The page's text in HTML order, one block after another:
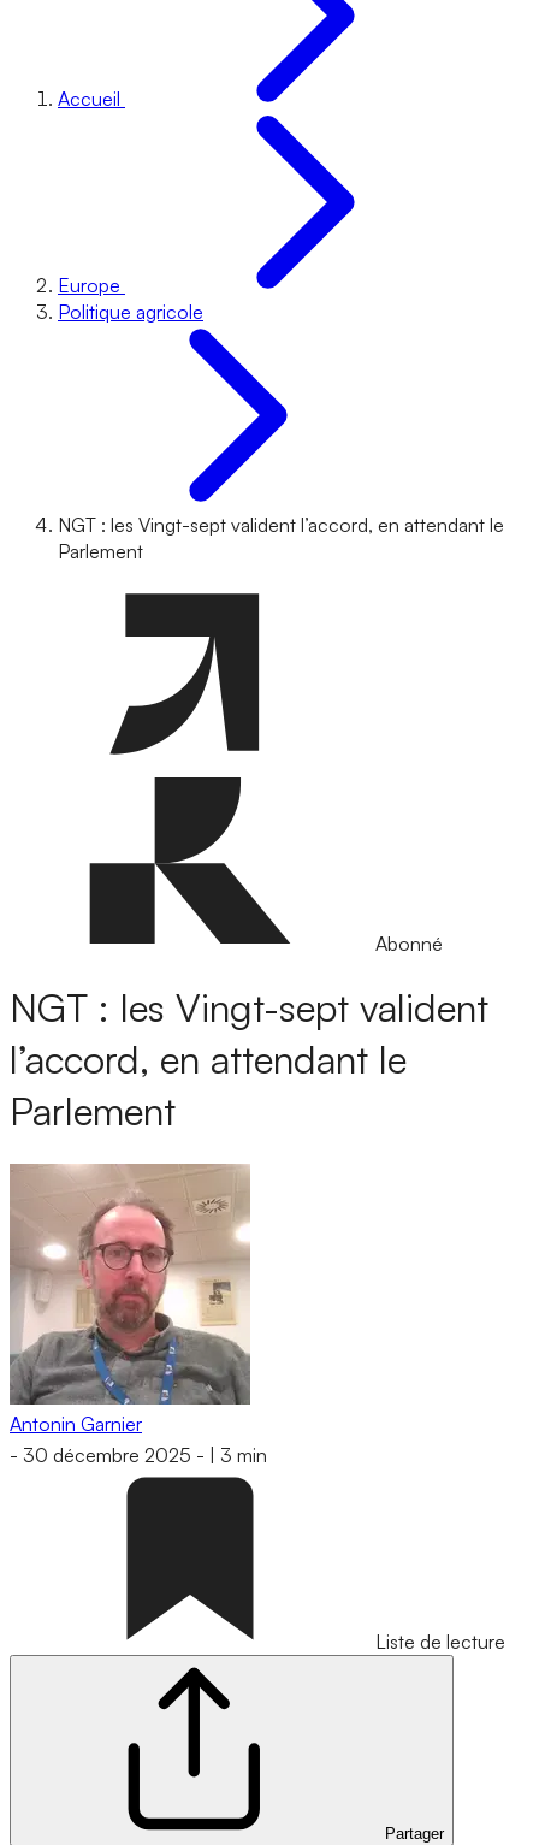
Accueil
Europe
Politique agricole
NGT : les Vingt-sept valident l’accord, en attendant le
Parlement
Abonné
NGT : les Vingt-sept valident
l’accord, en attendant le
Parlement
Antonin Garnier
- 30 décembre 2025 - 3 min
Liste de lecture
Partager